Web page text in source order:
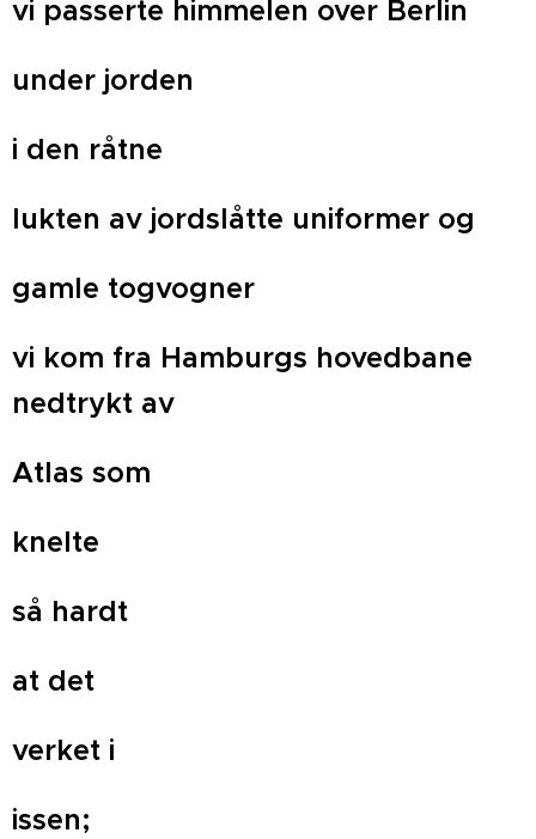
vi passerte himmelen over Berlin
under jorden
i den råtne
lukten av jordslåtte uniformer og
gamle togvogner
vi kom fra Hamburgs hovedbane
nedtrykt av
Atlas som
knelte
så hardt
at det
verket i
issen;